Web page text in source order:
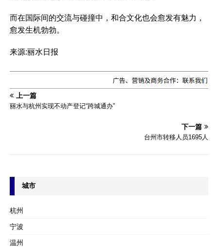
而在国际间的交流与碰撞中，和合文化也会愈发有魅力，
愈发生机勃勃。
来源:丽水日报
上一篇
丽水与杭州实现不动产登记“跨城通办”
下一篇
台州市转移人员1695人
城市
杭州
宁波
温州